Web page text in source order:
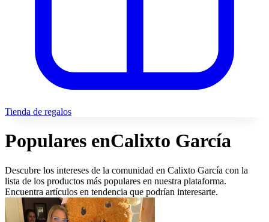
Tienda de regalos
Populares enCalixto García
Descubre los intereses de la comunidad en Calixto García con la
lista de los productos más populares en nuestra plataforma.
Encuentra artículos en tendencia que podrían interesarte.